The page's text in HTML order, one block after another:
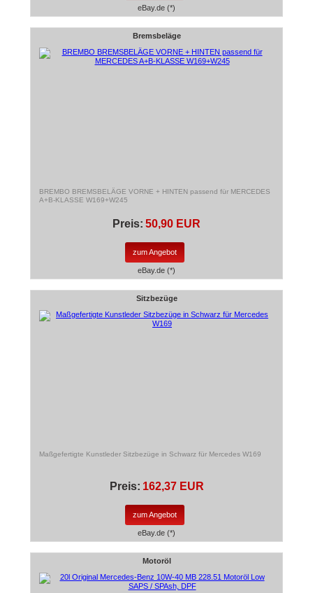
eBay.de (*)
Bremsbeläge
BREMBO BREMSBELÄGE VORNE + HINTEN passend für MERCEDES
A+B-KLASSE W169+W245
Preis: 50,90 EUR
zum Angebot
eBay.de (*)
Sitzbezüge
Maßgefertigte Kunstleder Sitzbezüge in Schwarz für Mercedes W169
Preis: 162,37 EUR
zum Angebot
eBay.de (*)
Motoröl